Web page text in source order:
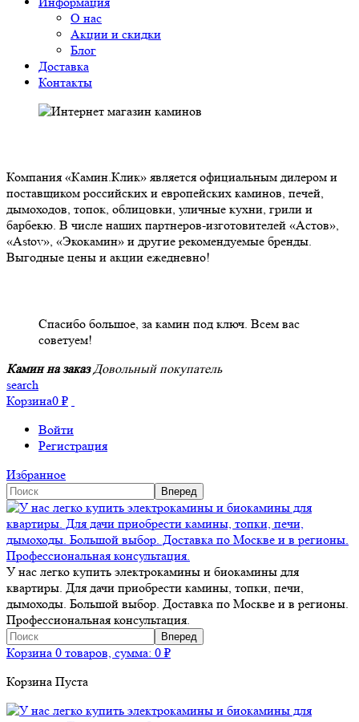
О нас
Акции и скидки
Блог
Доставка
Контакты
Компания «Камин.Клик» является официальным дилером и
поставщиком российских и европейских каминов, печей,
дымоходов, топок, облицовки, уличные кухни, грили и
барбекю. В числе наших партнеров-изготовителей «Астов»,
«Astov», «Экокамин» и другие рекомендуемые бренды.
Выгодные цены и акции ежедневно!
Спасибо большое, за камин под ключ. Всем вас
советуем!
Камин на заказ Довольный покупатель
search
Корзина0 ₽
Войти
Регистрация
Избранное
У нас легко купить электрокамины и биокамины для
квартиры. Для дачи приобрести камины, топки, печи,
дымоходы. Большой выбор. Доставка по Москве и в регионы.
Профессиональная консультация.
Корзина 0 товаров, сумма: 0 ₽
Корзина Пуста